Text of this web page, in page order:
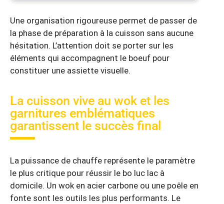
Une organisation rigoureuse permet de passer de
la phase de préparation à la cuisson sans aucune
hésitation. L’attention doit se porter sur les
éléments qui accompagnent le boeuf pour
constituer une assiette visuelle.
La cuisson vive au wok et les
garnitures emblématiques
garantissent le succès final
La puissance de chauffe représente le paramètre
le plus critique pour réussir le bo luc lac à
domicile. Un wok en acier carbone ou une poêle en
fonte sont les outils les plus performants. Le